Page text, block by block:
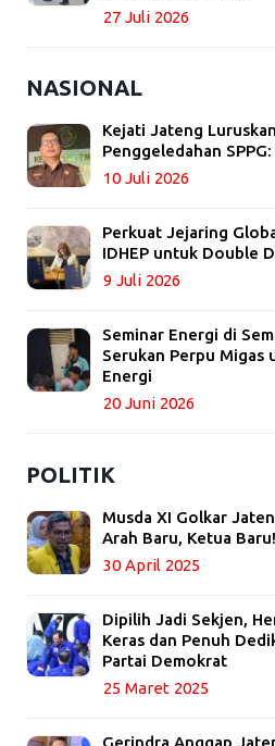
27 Juli 2026
NASIONAL
Kejati Jateng
Penggeledahan
10 Juli 2026
Perkuat Jejaring
IDHEP untuk Double
9 Juli 2026
Seminar Energi di
Serukan Perpu Migas
Energi
20 Juni 2026
POLITIK
Musda XI Golkar
Arah Baru, Ketua Baru!
30 April 2025
Dipilih Jadi Sekjen,
Keras dan Penuh
Partai Demokrat
25 Maret 2025
Gerindra Anggap